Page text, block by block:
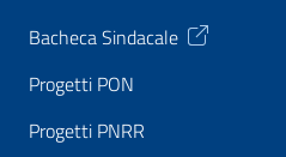
Bacheca Sindacale
Progetti PON
Progetti PNRR